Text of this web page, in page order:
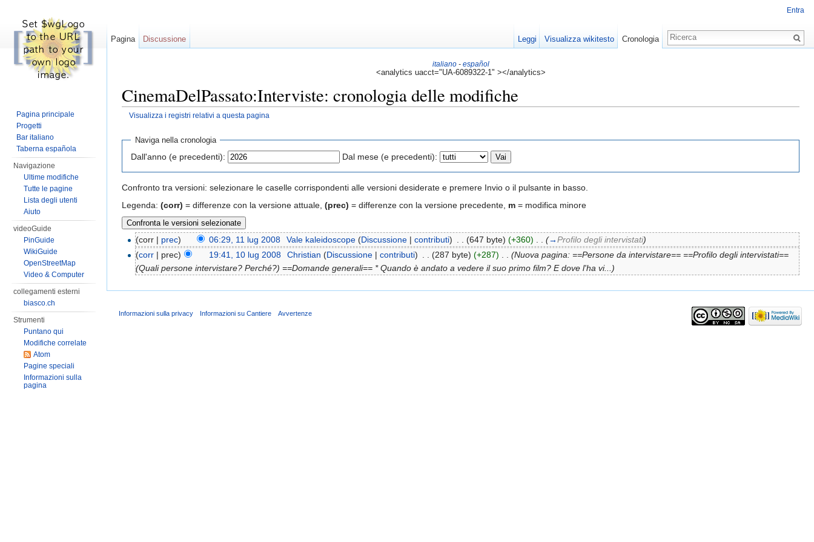
italiano- español
<analytics uacct="UA-6089322-1" ></analytics>
CinemaDelPassato:Interviste: cronologia delle modifiche
Visualizza i registri relativi a questa pagina
Naviga nella cronologia
Dall'anno (e precedenti): Dal mese (e precedenti):
Confronto tra versioni: selezionare le caselle corrispondenti alle versioni desiderate e premere Invio o il pulsante in basso.
Legenda: (corr) = differenze con la versione attuale, (prec) = differenze con la versione precedente, m = modifica minore
(corr | prec) 06:29, 11 lug 2008 Vale kaleidoscope (Discussione| contributi) (647 byte) (+360) (→Profilo degli intervistati)
(corr | prec) 19:41, 10 lug 2008 Christian (Discussione| contributi) (287 byte) (+287)
(Nuova pagina: ==Persone da intervistare== ==Profilo degli intervistati==
(Quali persone intervistare? Perché?) ==Domande generali== * Quando è andato a vedere il suo primo film? E dove l'ha vi...)
Entra
Pagina Discussione Leggi Visualizza wikitesto Cronologia
Pagina principale
Progetti
Bar italiano
Taberna española
Navigazione
Ultime modifiche
Tutte le pagine
Lista degli utenti
Aiuto
videoGuide
PinGuide
WikiGuide
OpenStreetMap
Video & Computer
collegamenti esterni
biasco.ch
Strumenti
Puntano qui
Modifiche correlate
Atom
Pagine speciali
Informazioni sulla
pagina
Informazioni sulla privacy Informazioni su Cantiere Avvertenze